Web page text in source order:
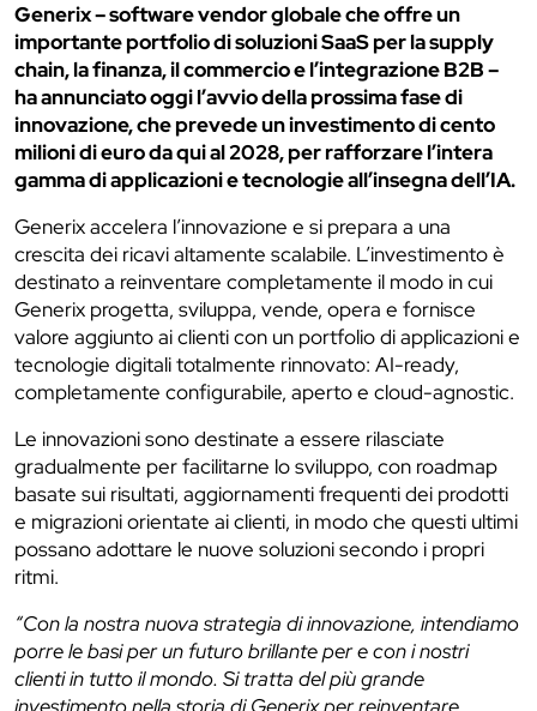
Generix – software vendor globale che offre un
importante portfolio di soluzioni SaaS per la supply
chain, la finanza, il commercio e l’integrazione B2B –
ha annunciato oggi l’avvio della prossima fase di
innovazione, che prevede un investimento di cento
milioni di euro da qui al 2028, per rafforzare l’intera
gamma di applicazioni e tecnologie all’insegna dell’IA.
Generix accelera l’innovazione e si prepara a una
crescita dei ricavi altamente scalabile. L’investimento è
destinato a reinventare completamente il modo in cui
Generix progetta, sviluppa, vende, opera e fornisce
valore aggiunto ai clienti con un portfolio di applicazioni e
tecnologie digitali totalmente rinnovato: AI-ready,
completamente configurabile, aperto e cloud-agnostic.
Le innovazioni sono destinate a essere rilasciate
gradualmente per facilitarne lo sviluppo, con roadmap
basate sui risultati, aggiornamenti frequenti dei prodotti
e migrazioni orientate ai clienti, in modo che questi ultimi
possano adottare le nuove soluzioni secondo i propri
ritmi.
“Con la nostra nuova strategia di innovazione, intendiamo
porre le basi per un futuro brillante per e con i nostri
clienti in tutto il mondo. Si tratta del più grande